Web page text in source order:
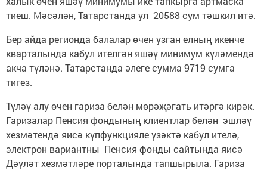
тиеш. Мәсәлән, Татарстанда ул 20588 сум тәшкил итә.
Бер айда регионда балалар өчен узган елның икенче
кварталында кабул ителгән яшәү минимум күләмендә
акча түләнә. Татарстанда әлеге сумма 9719 сумга
тигез.
Түләү алу өчен гариза белән мөрәҗәгать итәргә кирәк.
Гаризалар Пенсия фондының клиентлар белән эшләү
хезмәтендә яисә күпфункцияле үзәктә кабул ителә,
электрон вариантны Пенсия фонды сайтында яисә
Дәүләт хезмәтләре порталында тапшырыла. Гариза